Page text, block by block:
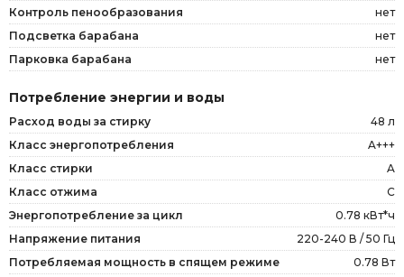
Контроль пенообразования
нет
Подсветка барабана
нет
Парковка барабана
нет
Потребление энергии и воды
Расход воды за стирку
48 л
Класс энергопотребления
A+++
Класс стирки
A
Класс отжима
C
Энергопотребление за цикл
0.78 кВт*ч
Напряжение питания
220-240 В / 50 Гц
Потребляемая мощность в спящем режиме
0.78 Вт